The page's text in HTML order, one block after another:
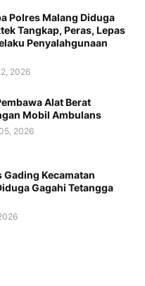
Polres Malang Diduga
Tangkap, Peras, Lepas
Penyalahgunaan
2026
Alat Berat
Mobil Ambulans
2026
Gading Kecamatan
Gagahi Tetangga